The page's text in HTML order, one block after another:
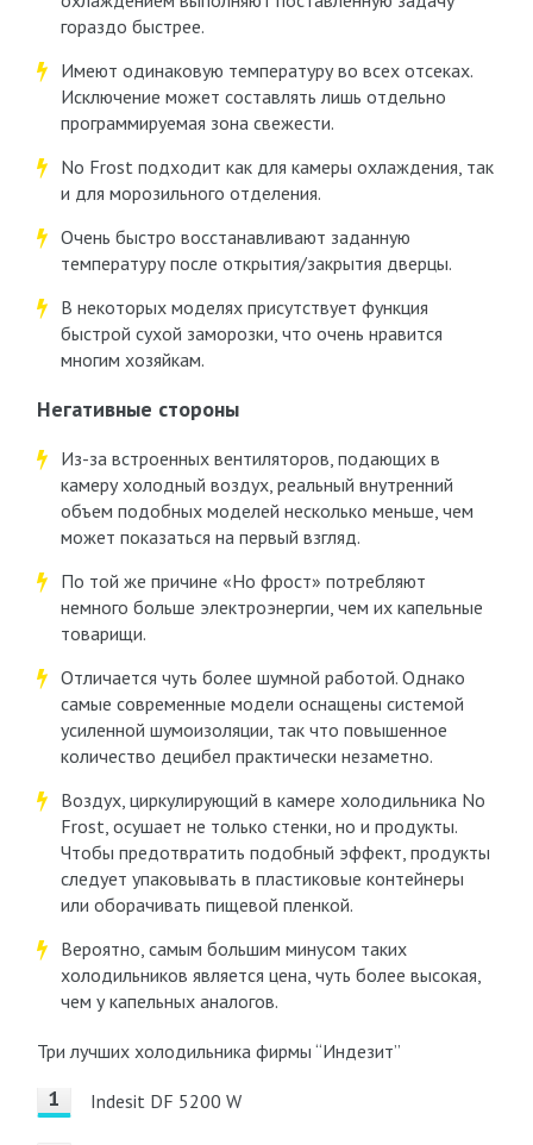
гораздо быстрее.
Имеют одинаковую температуру во всех отсеках.
Исключение может составлять лишь отдельно
программируемая зона свежести.
No Frost подходит как для камеры охлаждения, так
и для морозильного отделения.
Очень быстро восстанавливают заданную
температуру после открытия/закрытия дверцы.
В некоторых моделях присутствует функция
быстрой сухой заморозки, что очень нравится
многим хозяйкам.
Негативные стороны
Из-за встроенных вентиляторов, подающих в
камеру холодный воздух, реальный внутренний
объем подобных моделей несколько меньше, чем
может показаться на первый взгляд.
По той же причине «Но фрост» потребляют
немного больше электроэнергии, чем их капельные
товарищи.
Отличается чуть более шумной работой. Однако
самые современные модели оснащены системой
усиленной шумоизоляции, так что повышенное
количество децибел практически незаметно.
Воздух, циркулирующий в камере холодильника No
Frost, осушает не только стенки, но и продукты.
Чтобы предотвратить подобный эффект, продукты
следует упаковывать в пластиковые контейнеры
или оборачивать пищевой пленкой.
Вероятно, самым большим минусом таких
холодильников является цена, чуть более высокая,
чем у капельных аналогов.
Три лучших холодильника фирмы “Индезит”
Indesit DF 5200 W